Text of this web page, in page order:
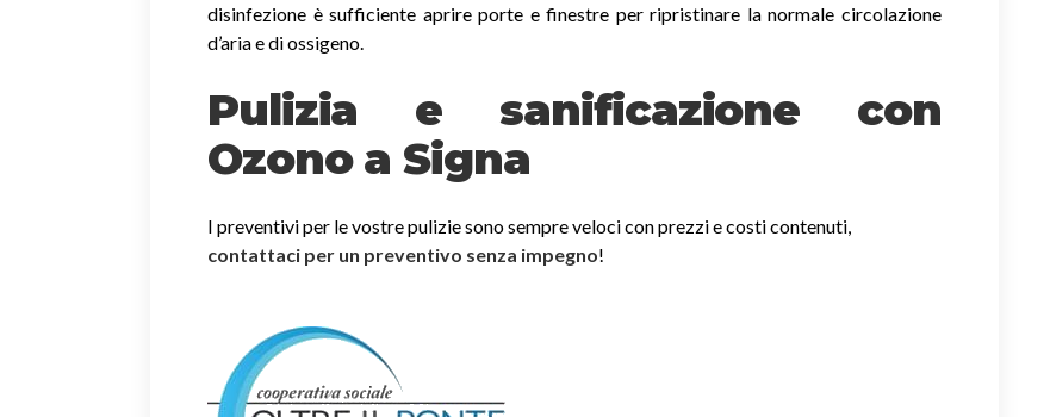
disinfezione è sufficiente aprire porte e finestre per ripristinare la normale circolazione
d’aria e di ossigeno.
Pulizia e sanificazione con
Ozono a Signa
I preventivi per le vostre pulizie sono sempre veloci con prezzi e costi contenuti,
contattaci per un preventivo senza impegno!